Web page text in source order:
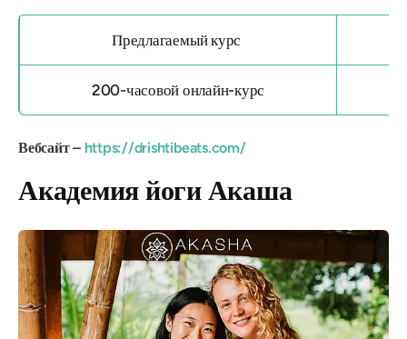
Предлагаемый курс
200-часовой онлайн-курс
Вебсайт –https://drishtibeats.com/
Академия йоги Акаша